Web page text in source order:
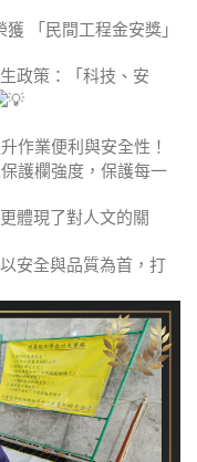
「民間工程金安獎」
政策：「科技、安
作業便利與安全性！
護欄強度，保護每一
體現了對人文的關
安全與品質為首，打